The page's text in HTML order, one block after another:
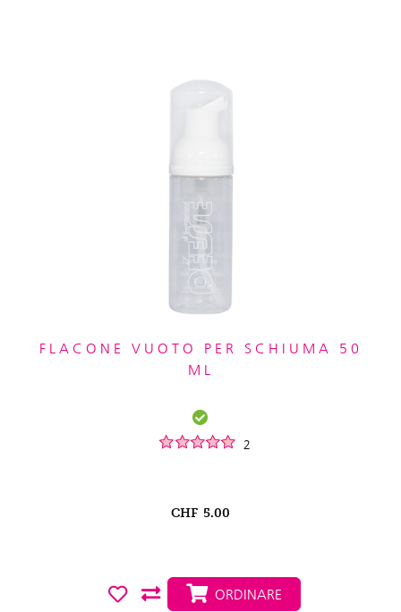
FLACONE VUOTO PER SCHIUMA 50
ML
2
CHF 5.00
ORDINARE